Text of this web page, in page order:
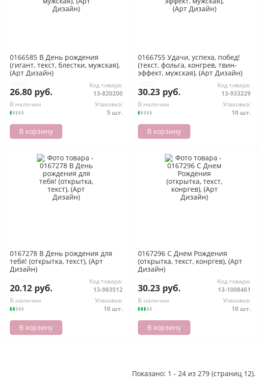
0166585 В День рождения
(гигант, текст, блестки, мужская),
(Арт Дизайн)
26.80 руб.
Код товара:
13-820200
В наличии
Упаковка:
5 шт.
В корзину
0166755 Удачи, успеха, побед!
(текст, фольга, конгрев, твин-
эффект, мужская), (Арт Дизайн)
30.23 руб.
Код товара:
13-933229
В наличии
Упаковка:
10 шт.
В корзину
0167278 В День рождения для
тебя! (открытка, текст), (Арт
Дизайн)
20.12 руб.
Код товара:
13-983512
В наличии
Упаковка:
10 шт.
В корзину
0167296 С Днем Рождения
(открытка, текст, конргев), (Арт
Дизайн)
30.23 руб.
Код товара:
13-1008461
В наличии
Упаковка:
10 шт.
В корзину
Показано: 1 - 24 из 279 (страниц 12).